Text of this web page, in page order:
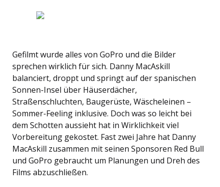
Gefilmt wurde alles von GoPro und die Bilder
sprechen wirklich für sich. Danny MacAskill
balanciert, droppt und springt auf der spanischen
Sonnen-Insel über Häuserdächer,
Straßenschluchten, Baugerüste, Wäscheleinen –
Sommer-Feeling inklusive. Doch was so leicht bei
dem Schotten aussieht hat in Wirklichkeit viel
Vorbereitung gekostet. Fast zwei Jahre hat Danny
MacAskill zusammen mit seinen Sponsoren Red Bull
und GoPro gebraucht um Planungen und Dreh des
Films abzuschließen.